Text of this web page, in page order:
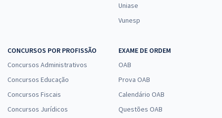
Uniase
Vunesp
CONCURSOS POR PROFISSÃO
Concursos Administrativos
Concursos Educação
Concursos Fiscais
Concursos Jurídicos
EXAME DE ORDEM
OAB
Prova OAB
Calendário OAB
Questões OAB